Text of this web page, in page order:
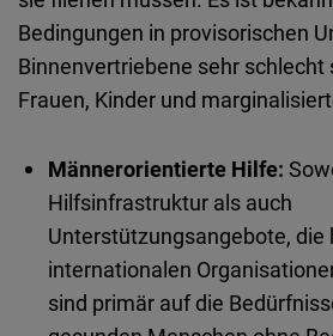
Bedingungen in provisorischen
Binnenvertriebene sehr schlecht
Frauen, Kinder und
Männerorientierte Hilfe:
Hilfsinfrastruktur als auch
Unterstützungsangebote, die
internationalen
sind primär auf die